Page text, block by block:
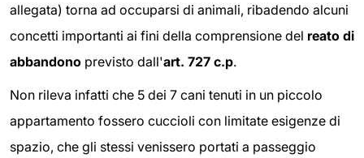
allegata) torna ad occuparsi di animali, ribadendo alcuni
concetti importanti ai fini della comprensione del reato di
abbandono previsto dall'art. 727 c.p.
Non rileva infatti che 5 dei 7 cani tenuti in un piccolo
appartamento fossero cuccioli con limitate esigenze di
spazio, che gli stessi venissero portati a passeggio